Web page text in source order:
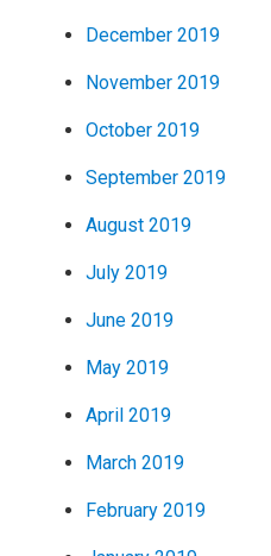
December 2019
November 2019
October 2019
September 2019
August 2019
July 2019
June 2019
May 2019
April 2019
March 2019
February 2019